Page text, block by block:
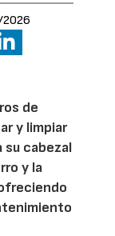
de
y limpiar
su cabezal
y la